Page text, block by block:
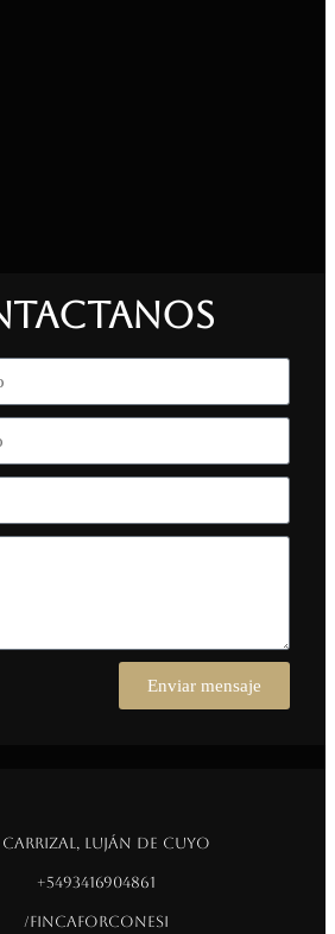
Enviar mensaje
Carrizal, Luján de Cuyo
+5493416904861
/fincaforconesi